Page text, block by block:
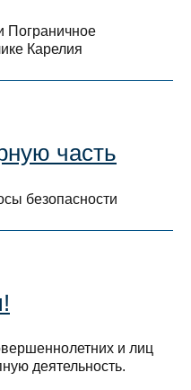
Пограничное
Карелия
часть
безопасности
и лиц
деятельность.